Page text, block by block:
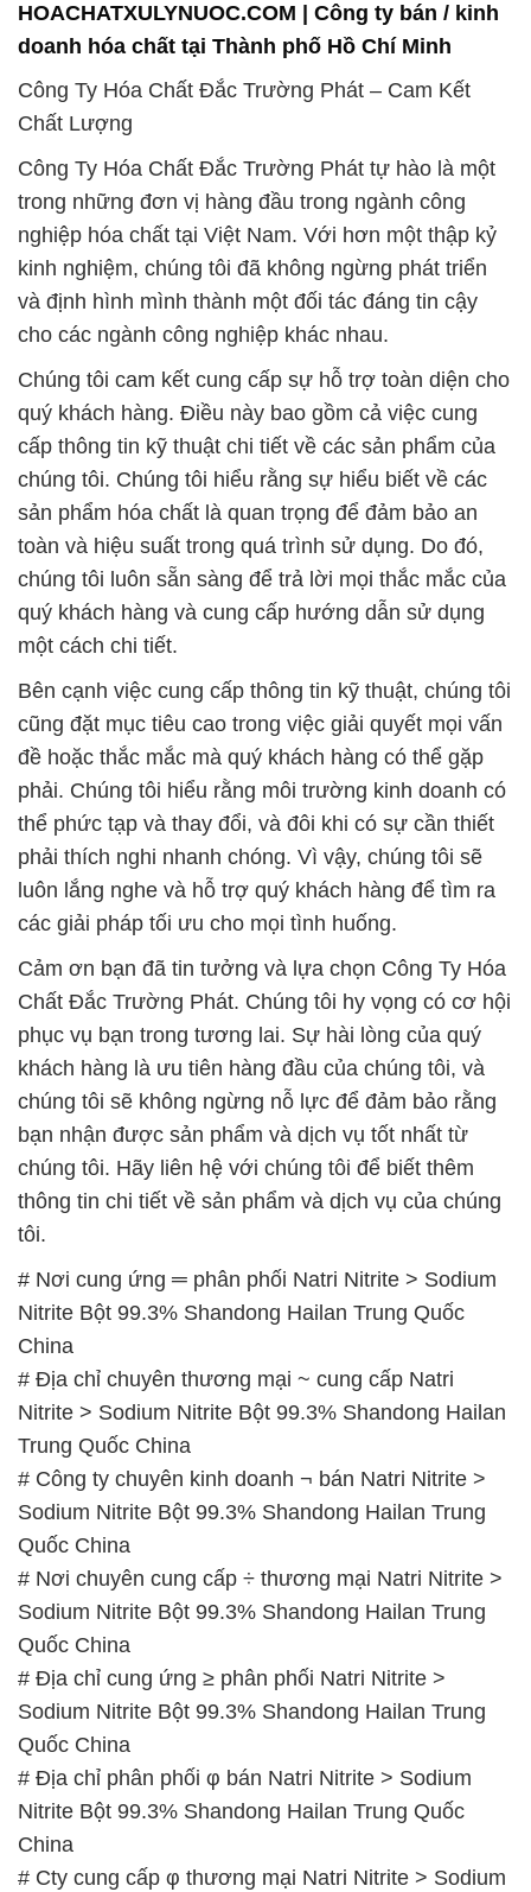
HOACHATXULYNUOC.COM | Công ty bán / kinh
doanh hóa chất tại Thành phố Hồ Chí Minh
Công Ty Hóa Chất Đắc Trường Phát – Cam Kết
Chất Lượng
Công Ty Hóa Chất Đắc Trường Phát tự hào là một
trong những đơn vị hàng đầu trong ngành công
nghiệp hóa chất tại Việt Nam. Với hơn một thập kỷ
kinh nghiệm, chúng tôi đã không ngừng phát triển
và định hình mình thành một đối tác đáng tin cậy
cho các ngành công nghiệp khác nhau.
Chúng tôi cam kết cung cấp sự hỗ trợ toàn diện cho
quý khách hàng. Điều này bao gồm cả việc cung
cấp thông tin kỹ thuật chi tiết về các sản phẩm của
chúng tôi. Chúng tôi hiểu rằng sự hiểu biết về các
sản phẩm hóa chất là quan trọng để đảm bảo an
toàn và hiệu suất trong quá trình sử dụng. Do đó,
chúng tôi luôn sẵn sàng để trả lời mọi thắc mắc của
quý khách hàng và cung cấp hướng dẫn sử dụng
một cách chi tiết.
Bên cạnh việc cung cấp thông tin kỹ thuật, chúng tôi
cũng đặt mục tiêu cao trong việc giải quyết mọi vấn
đề hoặc thắc mắc mà quý khách hàng có thể gặp
phải. Chúng tôi hiểu rằng môi trường kinh doanh có
thể phức tạp và thay đổi, và đôi khi có sự cần thiết
phải thích nghi nhanh chóng. Vì vậy, chúng tôi sẽ
luôn lắng nghe và hỗ trợ quý khách hàng để tìm ra
các giải pháp tối ưu cho mọi tình huống.
Cảm ơn bạn đã tin tưởng và lựa chọn Công Ty Hóa
Chất Đắc Trường Phát. Chúng tôi hy vọng có cơ hội
phục vụ bạn trong tương lai. Sự hài lòng của quý
khách hàng là ưu tiên hàng đầu của chúng tôi, và
chúng tôi sẽ không ngừng nỗ lực để đảm bảo rằng
bạn nhận được sản phẩm và dịch vụ tốt nhất từ
chúng tôi. Hãy liên hệ với chúng tôi để biết thêm
thông tin chi tiết về sản phẩm và dịch vụ của chúng
tôi.
# Nơi cung ứng ═ phân phối Natri Nitrite > Sodium
Nitrite Bột 99.3% Shandong Hailan Trung Quốc
China
# Địa chỉ chuyên thương mại ~ cung cấp Natri
Nitrite > Sodium Nitrite Bột 99.3% Shandong Hailan
Trung Quốc China
# Công ty chuyên kinh doanh ¬ bán Natri Nitrite >
Sodium Nitrite Bột 99.3% Shandong Hailan Trung
Quốc China
# Nơi chuyên cung cấp ÷ thương mại Natri Nitrite >
Sodium Nitrite Bột 99.3% Shandong Hailan Trung
Quốc China
# Địa chỉ cung ứng ≥ phân phối Natri Nitrite >
Sodium Nitrite Bột 99.3% Shandong Hailan Trung
Quốc China
# Địa chỉ phân phối φ bán Natri Nitrite > Sodium
Nitrite Bột 99.3% Shandong Hailan Trung Quốc
China
# Cty cung cấp φ thương mại Natri Nitrite > Sodium